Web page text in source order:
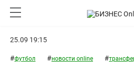
25.09 19:15
#футбол #новости online #